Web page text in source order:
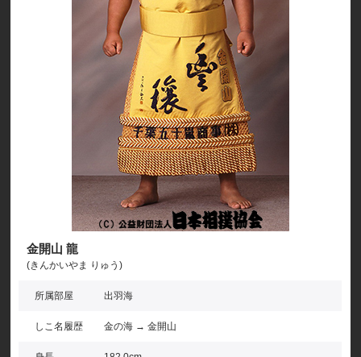
金開山 龍
(きんかいやま りゅう)
所属部屋 出羽海
しこ名履歴 金の海 → 金開山